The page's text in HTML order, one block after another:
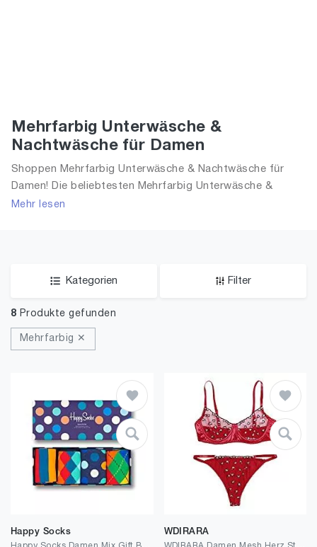
Mehrfarbig Unterwäsche &
Nachtwäsche für Damen
Shoppen Mehrfarbig Unterwäsche & Nachtwäsche für
Damen! Die beliebtesten Mehrfarbig Unterwäsche &
Nachtwäsche. Große Auswahl an Mehrfarbig Unterwäsche
Mehr lesen
Kategorien Filter
8 Produkte gefunden
Mehrfarbig ✕
Happy Socks
WDIRARA